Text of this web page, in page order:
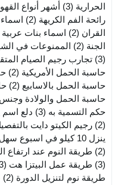
الحرارية (3) أشهر أنواع
رائحة الفم الكريهة (2)
القران (2) اسماء بنات
الجنة (2) الممنوعات في
(3)
تجارب رجيم الصيام
حاسبة الحمل الأمريكية (2)
حاسبة الحمل بالاسابيع (2)
حاسبة الحمل والولادة
حكم التسمية به (3) دلع
(2)
رجيم الكيتو دايت
ينزل 10 كيلو في اسبوع سهل
(2)
طريقة النوم عند ارتفاع
(3)
طريقة عمل البيتزا هت (3)
طريقة نوم لتنزيل الدورة (2)